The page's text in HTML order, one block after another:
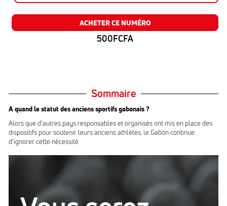
ACHETER CE NUMÉRO
500FCFA
Sommaire
A quand le statut des ancienssportifs gabonais ?
Alors que d’autres pays responsables et organisés ont mis en place des
dispositifs pour soutenir leurs anciens athlètes, le Gabon continue
d’ignorer cette nécessité.